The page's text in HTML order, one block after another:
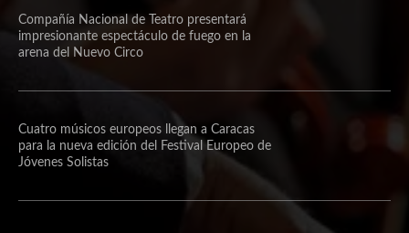
Compañía Nacional de Teatro presentará
impresionante espectáculo de fuego en la
arena del Nuevo Circo
Cuatro músicos europeos llegan a Caracas
para la nueva edición del Festival Europeo de
Jóvenes Solistas